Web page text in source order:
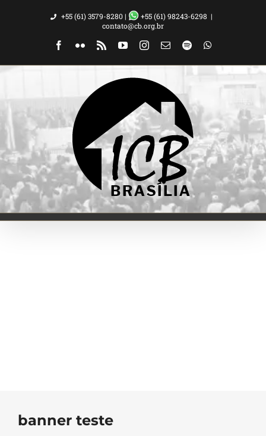
+55 (61) 3579-8280 | +55 (61) 98243-6298 |
contato@cb.org.br
Facebook
FlickrRss YouTubeInstagram
EmailSpotify
banner teste